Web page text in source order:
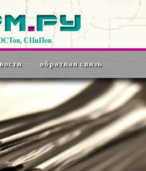
СНиПов
обратная связь